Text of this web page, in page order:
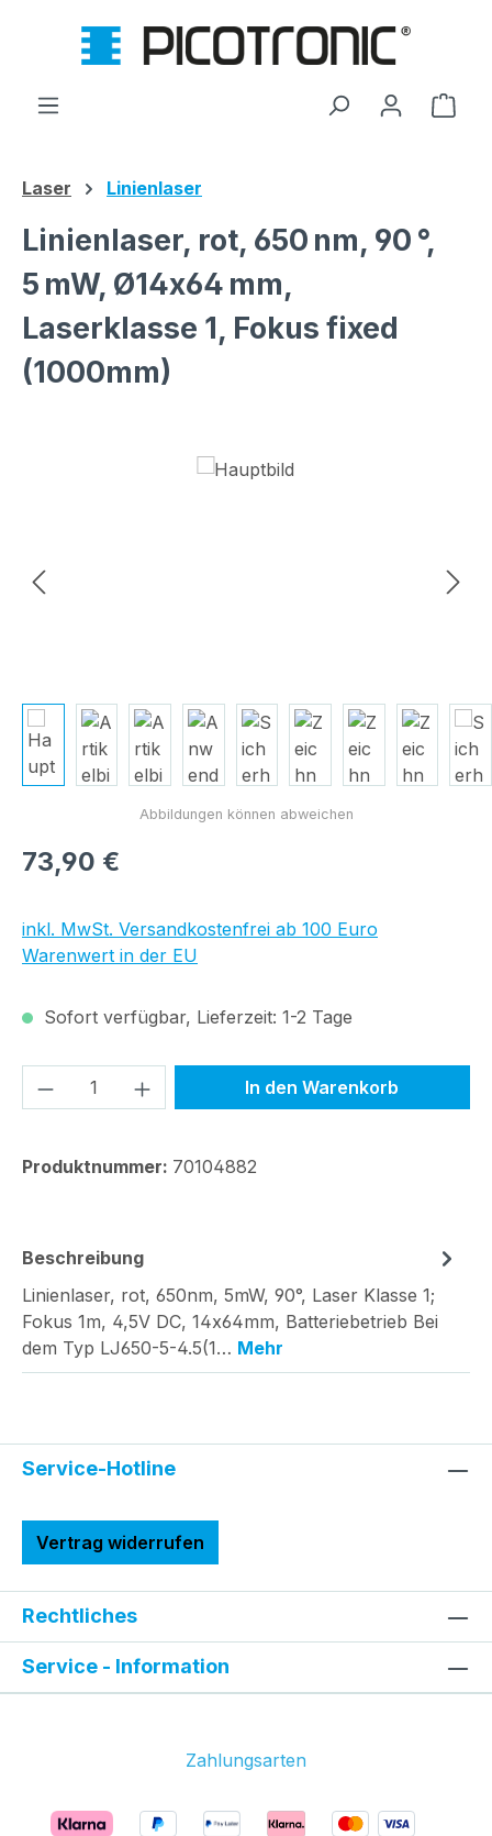
Zum Hauptinhalt springen
Laser Linienlaser
Linienlaser, rot, 650 nm, 90 °,
5 mW, Ø14x64 mm,
Laserklasse 1, Fokus fixed
(1000mm)
Bildergalerie überspringen
Regulärer Preis:
73,90 €
inkl. MwSt. Versandkostenfrei ab 100 Euro
Warenwert in der EU
Sofort verfügbar, Lieferzeit: 1-2 Tage
Produkt Anzahl: Gib denIn den Warenkorb
Produktnummer: 70104882
Beschreibung
Linienlaser, rot, 650nm, 5mW, 90°, Laser Klasse 1;
Fokus 1m, 4,5V DC, 14x64mm, Batteriebetrieb Bei
dem Typ LJ650-5-4.5(1… Mehr
Service-Hotline
Vertrag widerrufen
Rechtliches
Service - Information
Zahlungsarten